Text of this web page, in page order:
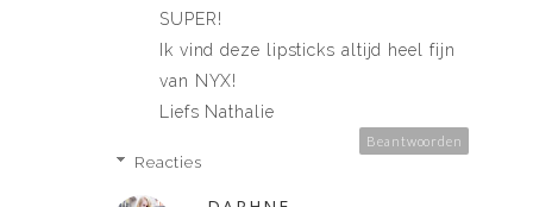
SUPER!
Ik vind deze lipsticks altijd heel fijn
van NYX!
Liefs Nathalie
Beantwoorden
Reacties